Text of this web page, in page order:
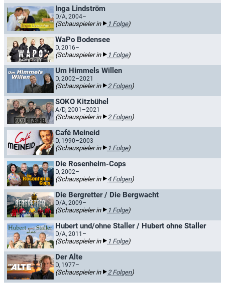
Inga Lindström
D/A, 2004–
(Schauspieler in 1 Folge)
WaPo Bodensee
D, 2016–
(Schauspieler in 1 Folge)
Um Himmels Willen
D, 2002–2021
(Schauspieler in 2 Folgen)
SOKO Kitzbühel
A/D, 2001–2021
(Schauspieler in 2 Folgen)
Café Meineid
D, 1990–2003
(Schauspieler in 1 Folge)
Die Rosenheim-Cops
D, 2002–
(Schauspieler in 4 Folgen)
Die Bergretter / Die Bergwacht
D/A, 2009–
(Schauspieler in 1 Folge)
Hubert und/ohne Staller / Hubert ohne Staller
D/A, 2011–
(Schauspieler in 1 Folge)
Der Alte
D, 1977–
(Schauspieler in 2 Folgen)